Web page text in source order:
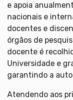
e apoia
nacionais e
docentes e
órgãos de
docente é
Universidade e
garantindo a
Atendendo aos